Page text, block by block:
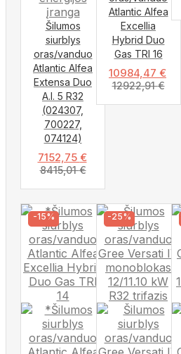
Šilumos
siurblys
oras/vanduo
Atlantic Alfea
Extensa Duo
A.I. 5 R32
(024307,
700227,
074124)
7152,75 €
8415,01€
Atlantic Alfea
Excellia
Hybrid Duo
Gas TRI 16
10984,47 €
12922,91€
-15% -25%